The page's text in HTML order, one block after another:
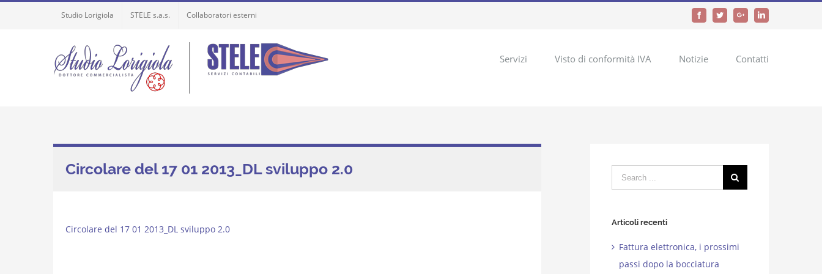
Studio Lorigiola STELE s.a.s. Collaboratori esterni FacebookTwitterGoogle+LinkedIn
Servizi Visto di conformità IVA Notizie Contatti
Circolare del 17 01 2013_DL sviluppo 2.0
Circolare del 17 01 2013_DL sviluppo 2.0
Search
for:
Articoli recenti
Fattura elettronica, i prossimi
passi dopo la bocciatura